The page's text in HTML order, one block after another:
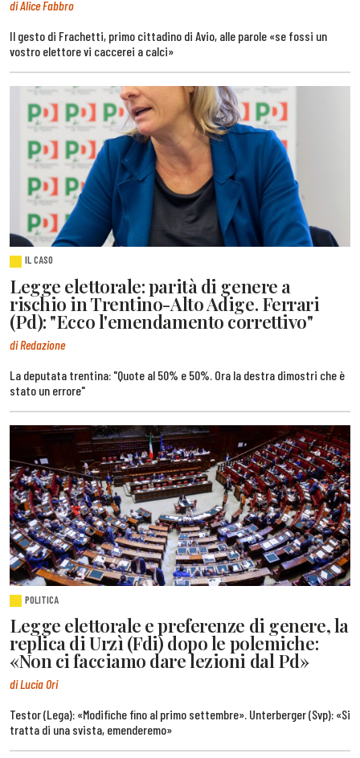
di Alice Fabbro
Il gesto di Frachetti, primo cittadino di Avio, alle parole «se fossi un
vostro elettore vi caccerei a calci»
IL CASO
Legge elettorale: parità di genere a
rischio in Trentino-Alto Adige. Ferrari
(Pd): "Ecco l'emendamento correttivo"
di Redazione
La deputata trentina: "Quote al 50% e 50%. Ora la destra dimostri che è
stato un errore"
POLITICA
Legge elettorale e preferenze di genere, la
replica di Urzì (Fdi) dopo le polemiche:
«Non ci facciamo dare lezioni dal Pd»
di Lucia Ori
Testor (Lega): «Modifiche fino al primo settembre». Unterberger (Svp): «Si
tratta di una svista, emenderemo»